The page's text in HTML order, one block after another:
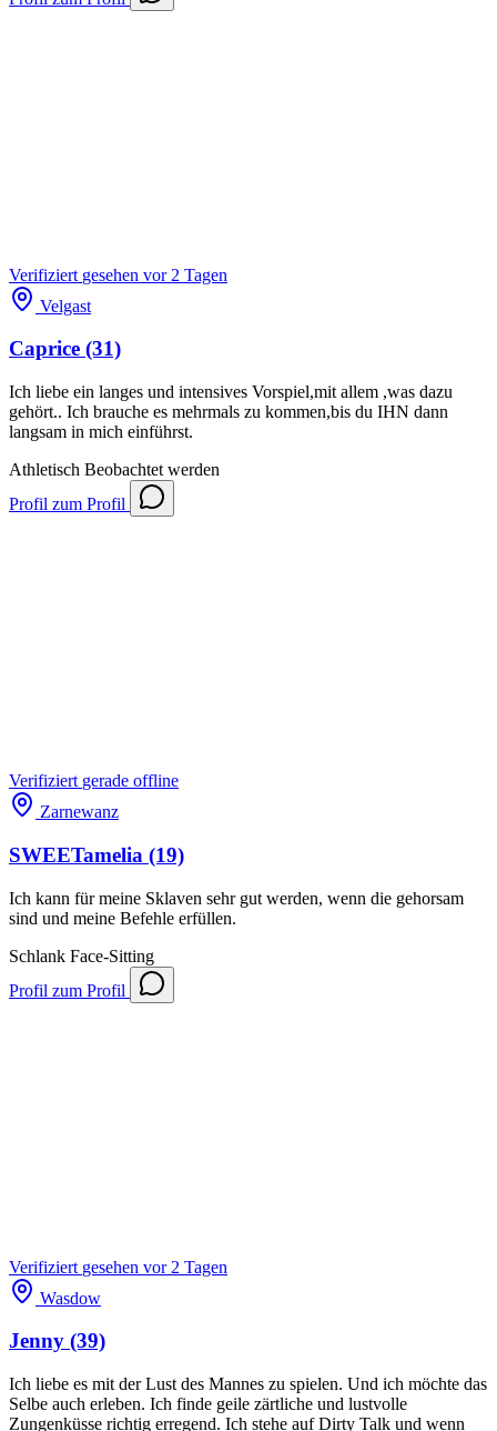
Verifiziert gesehen vor 2 Tagen
Velgast
Caprice (31)
Ich liebe ein langes und intensives Vorspiel,mit allem ,was dazu
gehört.. Ich brauche es mehrmals zu kommen,bis du IHN dann
langsam in mich einführst.
Athletisch Beobachtet werden
Profil zum Profil
Verifiziert gerade offline
Zarnewanz
SWEETamelia (19)
Ich kann für meine Sklaven sehr gut werden, wenn die gehorsam
sind und meine Befehle erfüllen.
Schlank Face-Sitting
Profil zum Profil
Verifiziert gesehen vor 2 Tagen
Wasdow
Jenny (39)
Ich liebe es mit der Lust des Mannes zu spielen. Und ich möchte das
Selbe auch erleben. Ich finde geile zärtliche und lustvolle
Zungenküsse richtig erregend. Ich stehe auf Dirty Talk und wenn